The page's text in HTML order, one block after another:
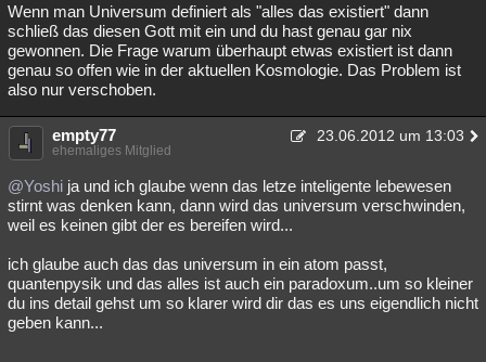
Wenn man Universum definiert als "alles das existiert" dann
schließ das diesen Gott mit ein und du hast genau gar nix
gewonnen. Die Frage warum überhaupt etwas existiert ist dann
genau so offen wie in der aktuellen Kosmologie. Das Problem ist
also nur verschoben.
empty77 23.06.2012 um 13:03
ehemaliges Mitglied
@Yoshi ja und ich glaube wenn das letze inteligente lebewesen
stirnt was denken kann, dann wird das universum verschwinden,
weil es keinen gibt der es bereifen wird...
ich glaube auch das das universum in ein atom passt,
quantenpysik und das alles ist auch ein paradoxum..um so kleiner
du ins detail gehst um so klarer wird dir das es uns eigendlich nicht
geben kann...